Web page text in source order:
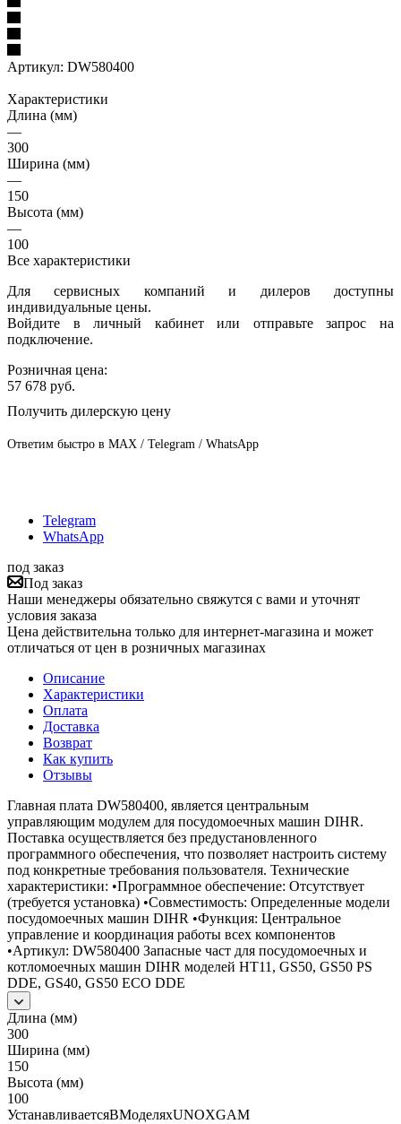
Артикул: DW580400
Характеристики
Длина (мм)
—
300
Ширина (мм)
—
150
Высота (мм)
—
100
Все характеристики
Для сервисных компаний и дилеров доступны
индивидуальные цены.
Войдите в личный кабинет или отправьте запрос на
подключение.
Розничная цена:
57 678 руб.
Получить дилерскую цену
Ответим быстро в MAX / Telegram / WhatsApp
Telegram
WhatsApp
под заказ
Под заказ
Наши менеджеры обязательно свяжутся с вами и уточнят
условия заказа
Цена действительна только для интернет-магазина и может
отличаться от цен в розничных магазинах
Описание
Характеристики
Оплата
Доставка
Возврат
Как купить
Отзывы
Главная плата DW580400, является центральным
управляющим модулем для посудомоечных машин DIHR.
Поставка осуществляется без предустановленного
программного обеспечения, что позволяет настроить систему
под конкретные требования пользователя. Технические
характеристики: •Программное обеспечение: Отсутствует
(требуется установка) •Совместимость: Определенные модели
посудомоечных машин DIHR •Функция: Центральное
управление и координация работы всех компонентов
•Артикул: DW580400 Запасные част для посудомоечных и
котломоечных машин DIHR моделей HT11, GS50, GS50 PS
DDE, GS40, GS50 ECO DDE
Длина (мм)
300
Ширина (мм)
150
Высота (мм)
100
УстанавливаетсяВМоделяхUNOXGAM